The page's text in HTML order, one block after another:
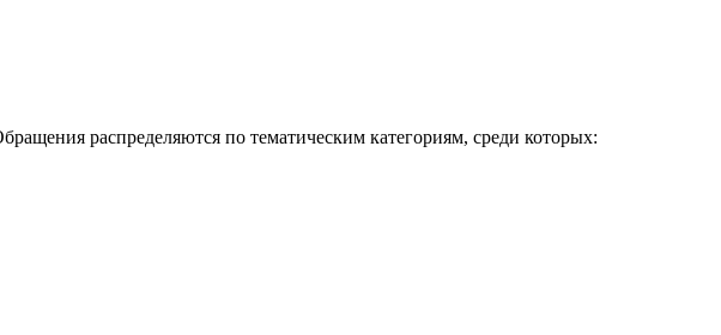
распределяются по тематическим категориям, среди которых: